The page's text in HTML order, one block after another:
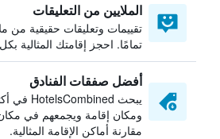
الملايين من التعليقات
تقييمات وتعليقات حقيقية من
تمامًا. احجز إقامتك المثالية
أفضل صفقات الفنادق
ومكان إقامة ويجمعهم في
مقارنة أماكن الإقامة المثالية.